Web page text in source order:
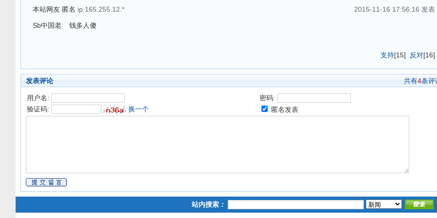
本站网友 匿名 ip:165.255.12.* 2015-11-16 17:56:16 发表
Sb中国老 钱多人傻
支持[15] 反对[16]
发表评论 共有4条评
用户名:
密码:
验证码:
换一个 匿名发表
站内搜索：